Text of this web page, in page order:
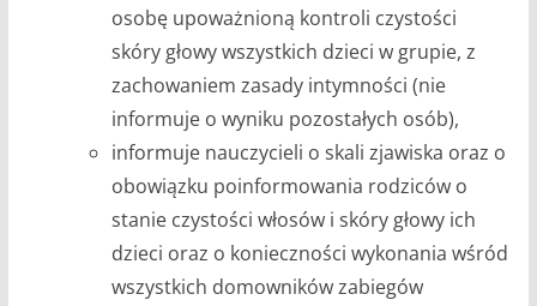
osobę upoważnioną kontroli czystości
skóry głowy wszystkich dzieci w grupie, z
zachowaniem zasady intymności (nie
informuje o wyniku pozostałych osób),
informuje nauczycieli o skali zjawiska oraz o
obowiązku poinformowania rodziców o
stanie czystości włosów i skóry głowy ich
dzieci oraz o konieczności wykonania wśród
wszystkich domowników zabiegów